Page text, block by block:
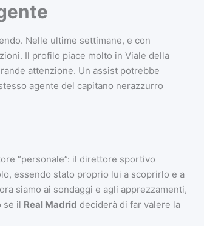
Nelle ultime settimane, e con
Il profilo piace molto in Viale della
attenzione. Un assist potrebbe
agente del capitano nerazzurro
“personale”: il direttore sportivo
essendo stato proprio lui a scoprirlo e a
siamo ai sondaggi e agli apprezzamenti,
se il Real Madrid deciderà di far valere la